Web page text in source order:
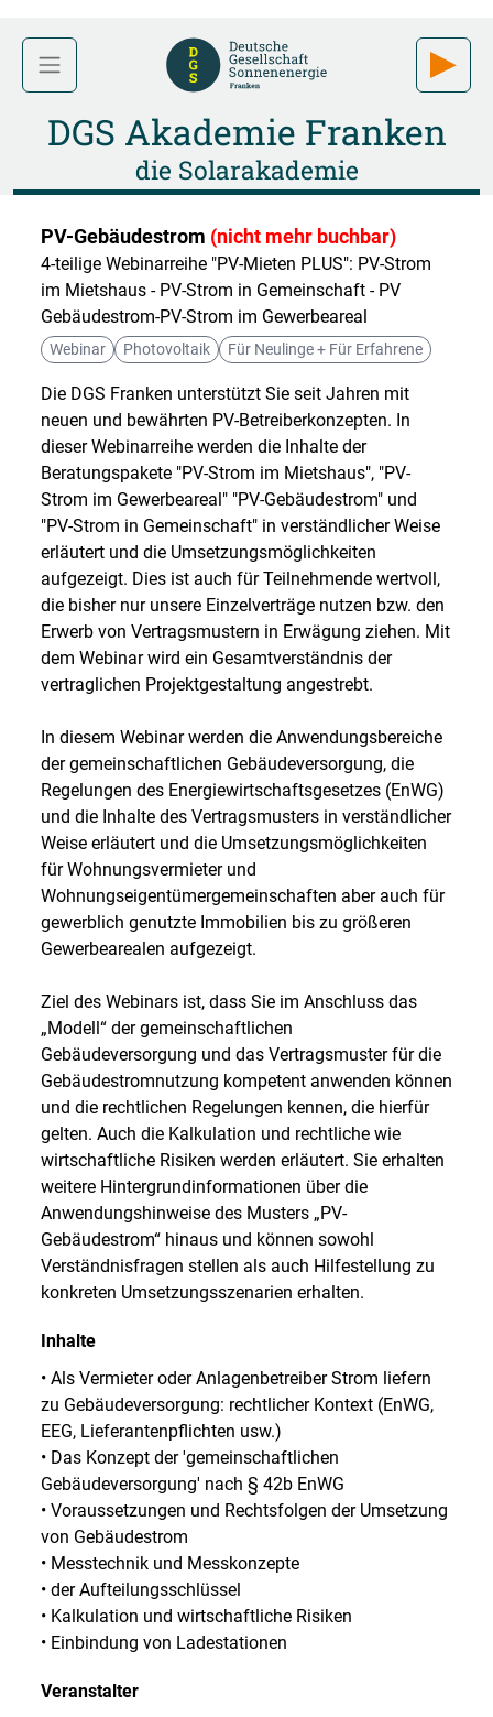
DGS Akademie Franken
die Solarakademie
PV-Gebäudestrom (nicht mehr buchbar)
4-teilige Webinarreihe "PV-Mieten PLUS": PV-Strom
im Mietshaus - PV-Strom in Gemeinschaft - PV
Gebäudestrom-PV-Strom im Gewerbeareal
Webinar Photovoltaik Für Neulinge + Für Erfahrene
Die DGS Franken unterstützt Sie seit Jahren mit
neuen und bewährten PV-Betreiberkonzepten. In
dieser Webinarreihe werden die Inhalte der
Beratungspakete "PV-Strom im Mietshaus", "PV-
Strom im Gewerbeareal" "PV-Gebäudestrom" und
"PV-Strom in Gemeinschaft" in verständlicher Weise
erläutert und die Umsetzungsmöglichkeiten
aufgezeigt. Dies ist auch für Teilnehmende wertvoll,
die bisher nur unsere Einzelverträge nutzen bzw. den
Erwerb von Vertragsmustern in Erwägung ziehen. Mit
dem Webinar wird ein Gesamtverständnis der
vertraglichen Projektgestaltung angestrebt.
In diesem Webinar werden die Anwendungsbereiche
der gemeinschaftlichen Gebäudeversorgung, die
Regelungen des Energiewirtschaftsgesetzes (EnWG)
und die Inhalte des Vertragsmusters in verständlicher
Weise erläutert und die Umsetzungsmöglichkeiten
für Wohnungsvermieter und
Wohnungseigentümergemeinschaften aber auch für
gewerblich genutzte Immobilien bis zu größeren
Gewerbearealen aufgezeigt.
Ziel des Webinars ist, dass Sie im Anschluss das
„Modell“ der gemeinschaftlichen
Gebäudeversorgung und das Vertragsmuster für die
Gebäudestromnutzung kompetent anwenden können
und die rechtlichen Regelungen kennen, die hierfür
gelten. Auch die Kalkulation und rechtliche wie
wirtschaftliche Risiken werden erläutert. Sie erhalten
weitere Hintergrundinformationen über die
Anwendungshinweise des Musters „PV-
Gebäudestrom“ hinaus und können sowohl
Verständnisfragen stellen als auch Hilfestellung zu
konkreten Umsetzungsszenarien erhalten.
Inhalte
• Als Vermieter oder Anlagenbetreiber Strom liefern
zu Gebäudeversorgung: rechtlicher Kontext (EnWG,
EEG, Lieferantenpflichten usw.)
• Das Konzept der 'gemeinschaftlichen
Gebäudeversorgung' nach § 42b EnWG
• Voraussetzungen und Rechtsfolgen der Umsetzung
von Gebäudestrom
• Messtechnik und Messkonzepte
• der Aufteilungsschlüssel
• Kalkulation und wirtschaftliche Risiken
• Einbindung von Ladestationen
Veranstalter